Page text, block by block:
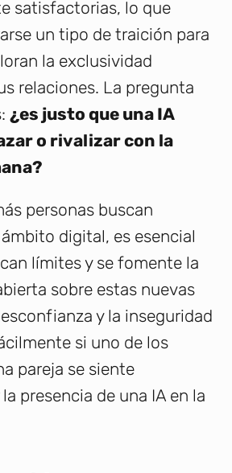
satisfactorias, lo que
un tipo de traición para
la exclusividad
relaciones. La pregunta
¿es justo que una IA
o rivalizar con la
personas buscan
digital, es esencial
límites y se fomente la
sobre estas nuevas
y la inseguridad
si uno de los
pareja se siente
presencia de una IA en la